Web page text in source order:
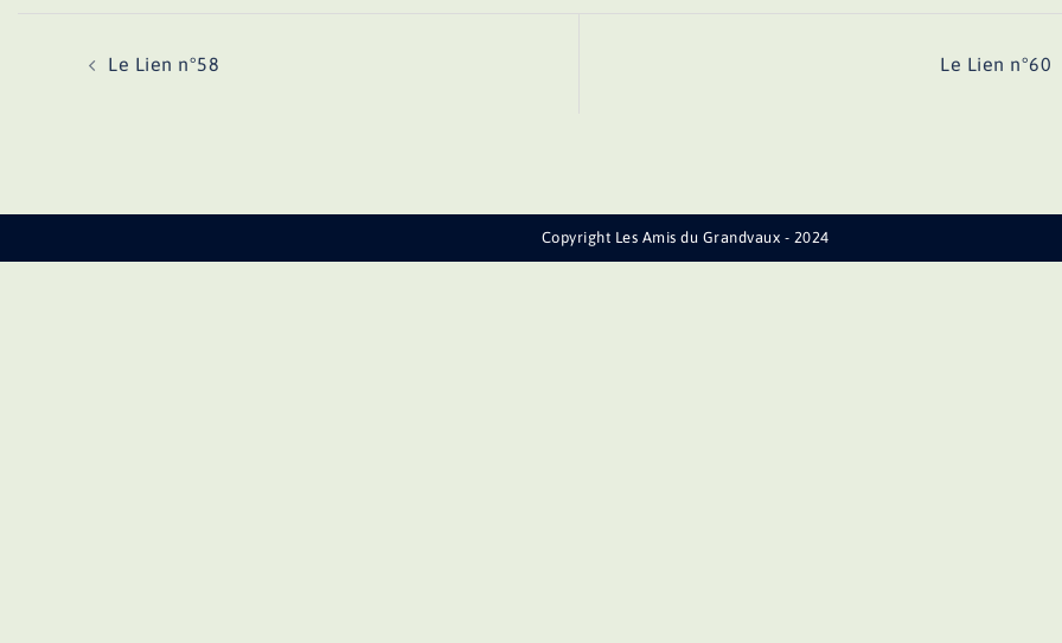
Le Lien n°58 Le Lien n°60
Copyright Les Amis du Grandvaux - 2024